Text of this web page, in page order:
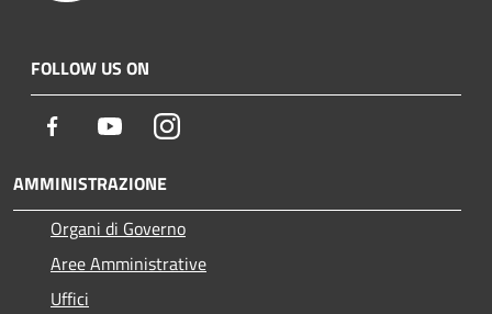
FOLLOW US ON
Facebook YoutubeInstagram
AMMINISTRAZIONE
Organi di Governo
Aree Amministrative
Uffici